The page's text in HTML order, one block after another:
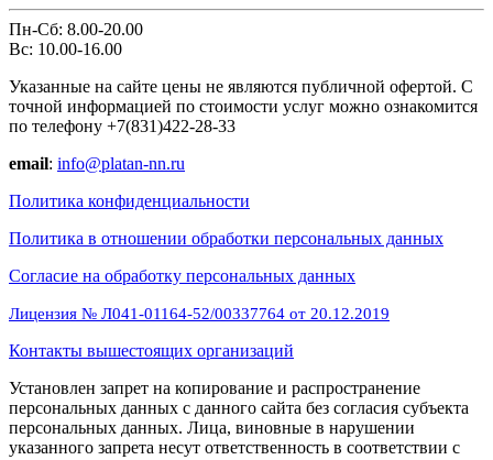
Пн-Сб: 8.00-20.00
Вс: 10.00-16.00
Указанные на сайте цены не являются публичной офертой. С
точной информацией по стоимости услуг можно ознакомится
по телефону +7(831)422-28-33
email: info@platan-nn.ru
Политика конфиденциальности
Политика в отношении обработки персональных данных
Cогласие на обработку персональных данных
Лицензия № Л041-01164-52/00337764 от 20.12.2019
Контакты вышестоящих организаций
Установлен запрет на копирование и распространение
персональных данных с данного сайта без согласия субъекта
персональных данных. Лица, виновные в нарушении
указанного запрета несут ответственность в соответствии с